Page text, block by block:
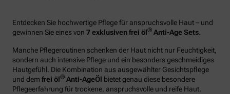
Entdecken Sie hochwertige Pflege für anspruchsvolle Haut – und
gewinnen Sie eines von 7 exklusiven frei öl® Anti-Age Sets
Manche Pflegeroutinen schenken der Haut nicht nur Feuchtigkeit,
sondern auch intensive Pflege und ein besonders geschmeidiges
Hautgefühl. Die Kombination aus ausgewählter Gesichtspflege
und dem frei öl® Anti-AgeÖl bietet genau diese besondere
Pflegeerfahrung für trockene, anspruchsvolle und reife Haut.